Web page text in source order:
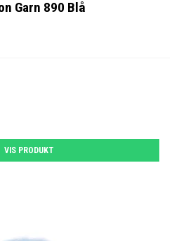
Garn 890 Blå
VIS PRODUKT